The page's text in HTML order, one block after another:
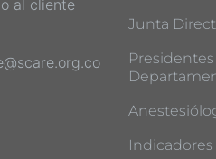
al cliente
Junta